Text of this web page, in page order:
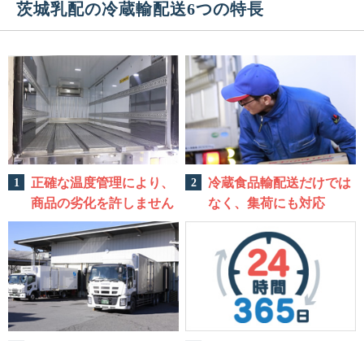
茨城乳配の冷蔵輸配送6つの特長
正確な温度管理により、
商品の劣化を許しません
冷蔵食品輸配送だけでは
なく、集荷にも対応